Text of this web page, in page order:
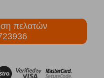
πελατών